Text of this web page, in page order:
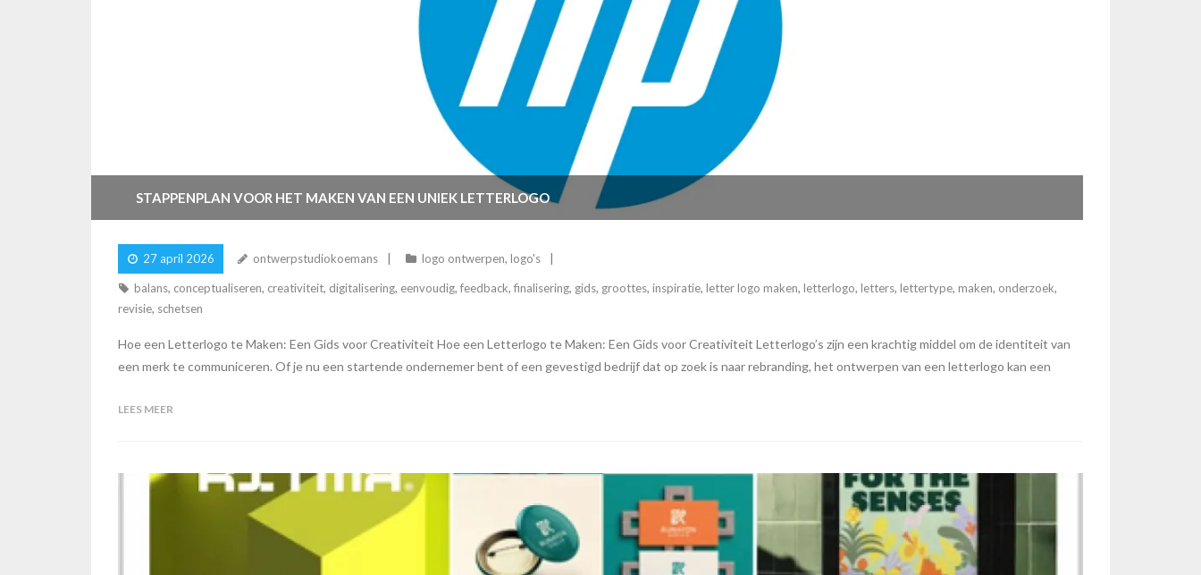
STAPPENPLAN VOOR HET MAKEN VAN EEN UNIEK LETTERLOGO
27 april 2026 ontwerpstudiokoemans logo ontwerpen, logo's
balans, conceptualiseren, creativiteit, digitalisering, eenvoudig, feedback, finalisering, gids, groottes, inspiratie, letter logo maken, letterlogo, letters, lettertype, maken, onderzoek,
revisie, schetsen
Hoe een Letterlogo te Maken: Een Gids voor Creativiteit Hoe een Letterlogo te Maken: Een Gids voor Creativiteit Letterlogo’s zijn een krachtig middel om de identiteit van
een merk te communiceren. Of je nu een startende ondernemer bent of een gevestigd bedrijf dat op zoek is naar rebranding, het ontwerpen van een letterlogo kan een
LEES MEER